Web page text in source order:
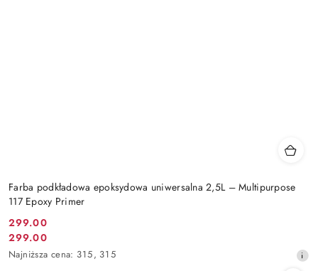
Farba podkładowa epoksydowa uniwersalna 2,5L – Multipurpose
117 Epoxy Primer
Cena
promocyjna:
299.00
Cena
promocyjna:
299.00
Najniższa
Najniższa cena: 315, 315